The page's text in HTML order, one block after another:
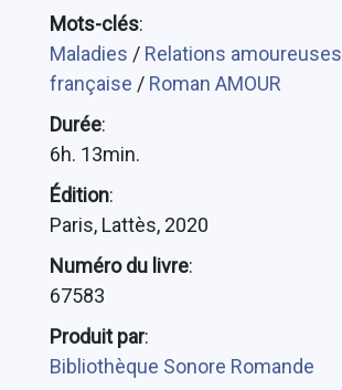
Mots-clés:
Maladies / Relations amoureuses
française / Roman AMOUR
Durée:
6h. 13min.
Édition:
Paris, Lattès, 2020
Numéro du livre:
67583
Produit par:
Bibliothèque Sonore Romande